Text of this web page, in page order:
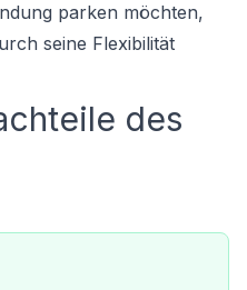
parken möchten,
seine Flexibilität
des